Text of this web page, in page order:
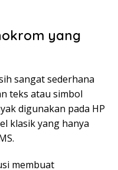
yang
sangat sederhana
teks atau simbol
digunakan pada HP
klasik yang hanya
membuat